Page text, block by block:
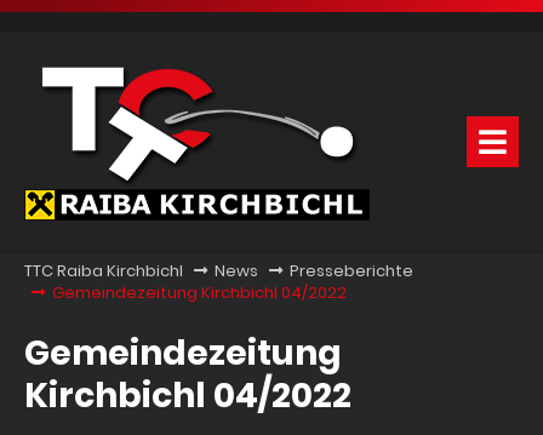
TTC Raiba Kirchbichl News
Presseberichte
Gemeindezeitung Kirchbichl 04/2022
Gemeindezeitung
Kirchbichl 04/2022